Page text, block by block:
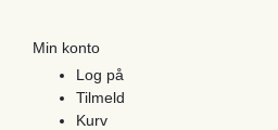
Min konto
Log på
Tilmeld
Kurv